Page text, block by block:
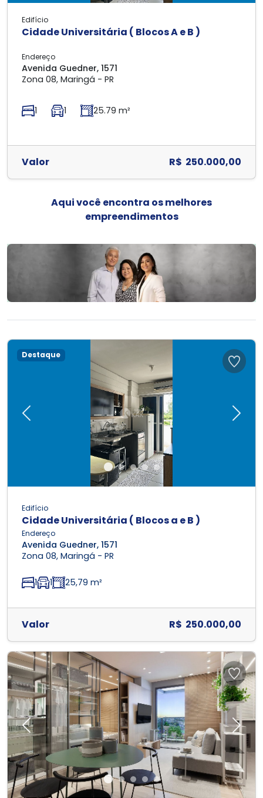
Edifício
Cidade Universitária ( Blocos A e B )
Endereço
Avenida Guedner, 1571
Zona 08, Maringá - PR
1 1 25.79 m²
Valor R$ 250.000,00
Aqui você encontra os melhores
empreendimentos
Previous Next
Destaque
Edifício
Cidade Universitária ( Blocos a e B )
Endereço
Avenida Guedner, 1571
Zona 08, Maringá - PR
1 1 25,79 m²
Valor R$ 250.000,00
Previous Next